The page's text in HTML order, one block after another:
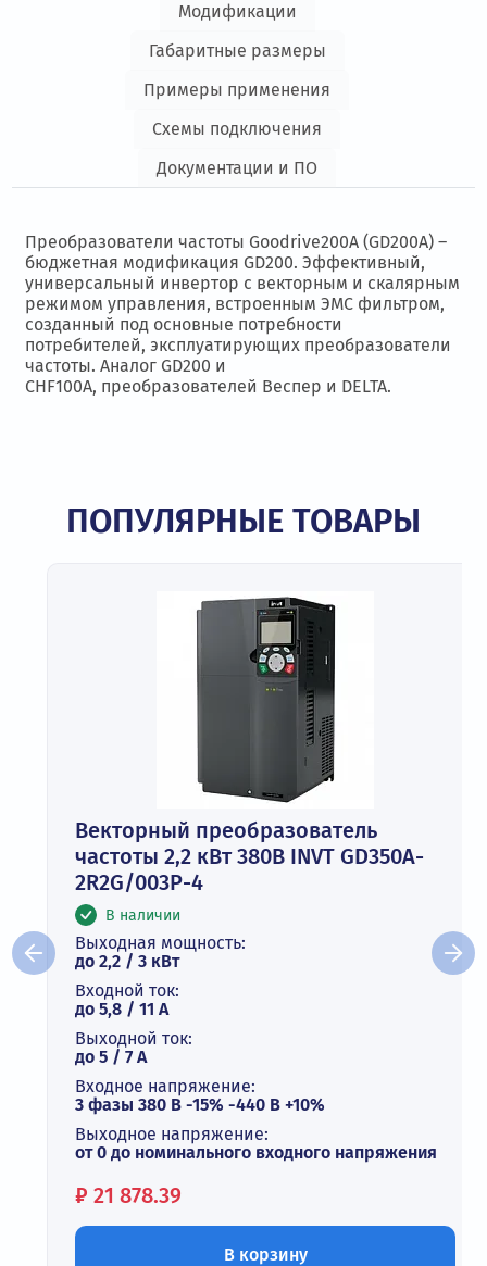
Модификации
Габаритные размеры
Примеры применения
Схемы подключения
Документации и ПО
Преобразователи частоты Goodrive200A (GD200A) –
бюджетная модификация GD200. Эффективный,
универсальный инвертор с векторным и скалярным
режимом управления, встроенным ЭМС фильтром,
созданный под основные потребности
потребителей, эксплуатирующих преобразователи
частоты. Аналог GD200 и
CHF100A, преобразователей Веспер и DELTA.
ПОПУЛЯРНЫЕ ТОВАРЫ
Векторный преобразователь
частоты 2,2 кВт 380В INVT GD350A-
2R2G/003P-4
В наличии
Выходная мощность:
до 2,2 / 3 кВт
Входной ток:
до 5,8 / 11 А
Выходной ток:
до 5 / 7 A
Входное напряжение:
3 фазы 380 В -15% -440 В +10%
Выходное напряжение:
от 0 до номинального входного напряжения
Цена:
₽ 21 878.39
В корзину